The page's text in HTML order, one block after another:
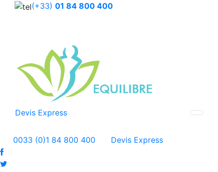
(+33) 01 84 800 400
Devis Express
0033 (0)1 84 800 400 Devis Express